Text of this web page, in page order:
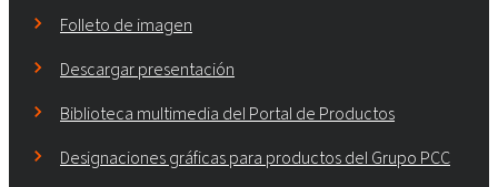
Folleto de imagen
Descargar presentación
Biblioteca multimedia del Portal de Productos
Designaciones gráficas para productos del Grupo PCC